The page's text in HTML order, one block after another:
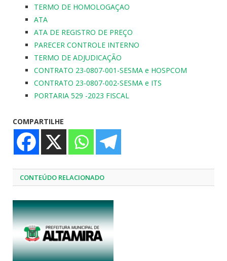
TERMO DE HOMOLOGAÇAO
ATA
ATA DE REGISTRO DE PREÇO
PARECER CONTROLE INTERNO
TERMO DE ADJUDICAÇÃO
CONTRATO 23-0807-001-SESMA e HOSPCOM
CONTRATO 23-0807-002-SESMA e ITS
PORTARIA 529 -2023 FISCAL
COMPARTILHE
CONTEÚDO RELACIONADO